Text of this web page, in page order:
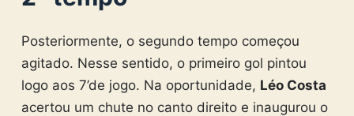
Posteriormente, o segundo tempo começou
agitado. Nesse sentido, o primeiro gol pintou
logo aos 7’de jogo. Na oportunidade, Léo Costa
acertou um chute no canto direito e inaugurou o